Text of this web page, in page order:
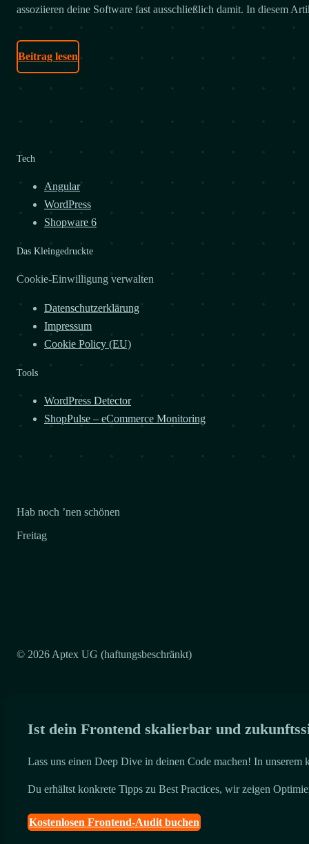
assoziieren deine Software fast ausschließlich damit. In diesem
Beitrag lesen
Tech
Angular
WordPress
Shopware 6
Das Kleingedruckte
Cookie-Einwilligung verwalten
Datenschutzerklärung
Impressum
Cookie Policy (EU)
Tools
WordPress Detector
ShopPulse – eCommerce Monitoring
Hab noch ’nen schönen
Freitag
© 2026 Aptex UG (haftungsbeschränkt)
Ist dein Frontend skalierbar und
Lass uns einen Deep Dive in deinen Code machen! In
Du erhältst konkrete Tipps zu Best Practices, wir zeigen
Kostenlosen Frontend-Audit buchen